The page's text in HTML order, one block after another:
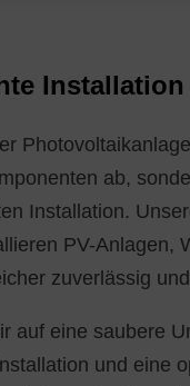
In­stal­la­ti­on
ab,
Installation.
PV-Anlagen,
zuverlässig
auf eine saubere
und eine